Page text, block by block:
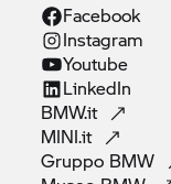
Facebook
Instagram
Youtube
LinkedIn
BMW.it
MINI.it
Gruppo BMW